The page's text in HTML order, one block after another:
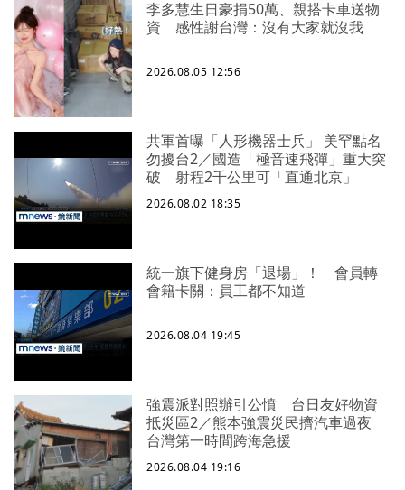
李多慧生日豪捐50萬、親搭卡車送物
資 感性謝台灣：沒有大家就沒我
2026.08.05 12:56
共軍首曝「人形機器士兵」 美罕點名
勿擾台2／國造「極音速飛彈」重大突
破 射程2千公里可「直通北京」
2026.08.02 18:35
統一旗下健身房「退場」！ 會員轉
會籍卡關：員工都不知道
2026.08.04 19:45
強震派對照辦引公憤 台日友好物資
抵災區2／熊本強震災民擠汽車過夜
台灣第一時間跨海急援
2026.08.04 19:16